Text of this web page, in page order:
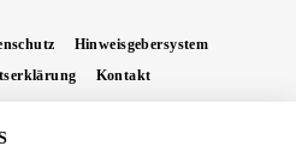
Hinweisgebersystem
Kontakt